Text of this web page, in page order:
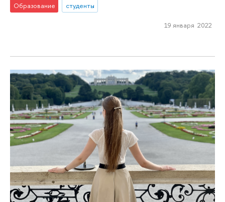
Образование студенты
19 января 2022